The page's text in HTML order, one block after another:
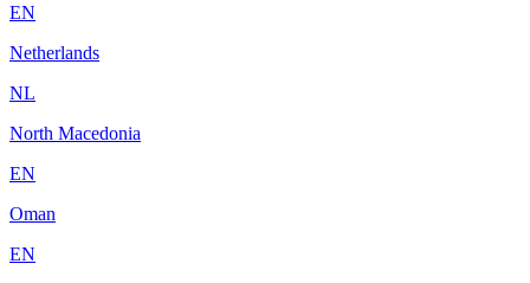
EN
Netherlands
NL
North Macedonia
EN
Oman
EN